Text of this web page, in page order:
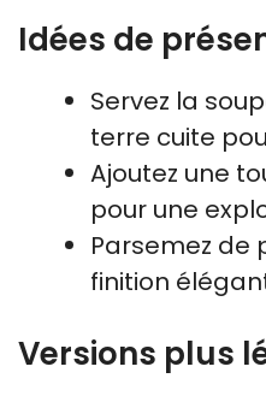
Idées de
Servez la
terre cuite
Ajoutez une
pour une
Parsemez de
finition
Versions plus